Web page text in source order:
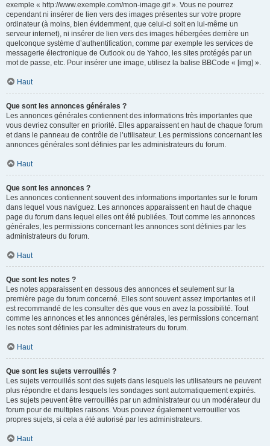
exemple « http://www.exemple.com/mon-image.gif ». Vous ne pourrez
cependant ni insérer de lien vers des images présentes sur votre propre
ordinateur (à moins, bien évidemment, que celui-ci soit en lui-même un
serveur internet), ni insérer de lien vers des images hébergées derrière un
quelconque système d’authentification, comme par exemple les services de
messagerie électronique de Outlook ou de Yahoo, les sites protégés par un
mot de passe, etc. Pour insérer une image, utilisez la balise BBCode « [img] ».
Haut
Que sont les annonces générales ?
Les annonces générales contiennent des informations très importantes que
vous devriez consulter en priorité. Elles apparaissent en haut de chaque forum
et dans le panneau de contrôle de l’utilisateur. Les permissions concernant les
annonces générales sont définies par les administrateurs du forum.
Haut
Que sont les annonces ?
Les annonces contiennent souvent des informations importantes sur le forum
dans lequel vous naviguez. Les annonces apparaissent en haut de chaque
page du forum dans lequel elles ont été publiées. Tout comme les annonces
générales, les permissions concernant les annonces sont définies par les
administrateurs du forum.
Haut
Que sont les notes ?
Les notes apparaissent en dessous des annonces et seulement sur la
première page du forum concerné. Elles sont souvent assez importantes et il
est recommandé de les consulter dès que vous en avez la possibilité. Tout
comme les annonces et les annonces générales, les permissions concernant
les notes sont définies par les administrateurs du forum.
Haut
Que sont les sujets verrouillés ?
Les sujets verrouillés sont des sujets dans lesquels les utilisateurs ne peuvent
plus répondre et dans lesquels les sondages sont automatiquement expirés.
Les sujets peuvent être verrouillés par un administrateur ou un modérateur du
forum pour de multiples raisons. Vous pouvez également verrouiller vos
propres sujets, si cela a été autorisé par les administrateurs.
Haut